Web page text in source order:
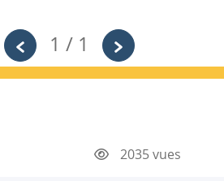
1 / 1
2035 vues